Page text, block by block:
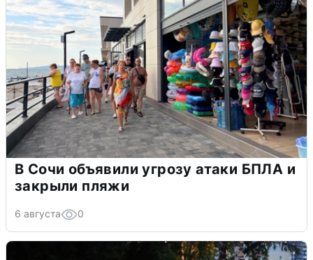
В Сочи объявили угрозу атаки БПЛА и
закрыли пляжи
6 августа 0